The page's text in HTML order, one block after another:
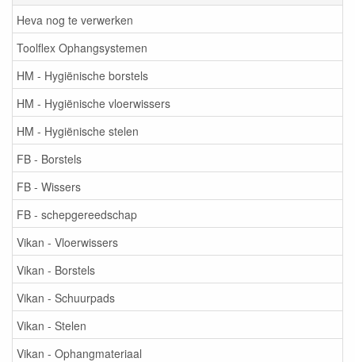
Heva nog te verwerken
Toolflex Ophangsystemen
HM - Hygiënische borstels
HM - Hygiënische vloerwissers
HM - Hygiënische stelen
FB - Borstels
FB - Wissers
FB - schepgereedschap
Vikan - Vloerwissers
Vikan - Borstels
Vikan - Schuurpads
Vikan - Stelen
Vikan - Ophangmateriaal